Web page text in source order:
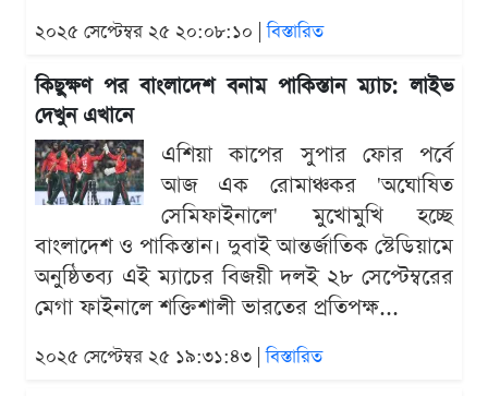
২০২৫ সেপ্টেম্বর ২৫ ২০:০৮:১০ |বিস্তারিত
কিছুক্ষণ পর বাংলাদেশ বনাম পাকিস্তান ম্যাচ: লাইভ
দেখুন এখানে
এশিয়া কাপের সুপার ফোর পর্বে
আজ এক রোমাঞ্চকর 'অঘোষিত
সেমিফাইনালে' মুখোমুখি হচ্ছে
বাংলাদেশ ও পাকিস্তান। দুবাই আন্তর্জাতিক স্টেডিয়ামে
অনুষ্ঠিতব্য এই ম্যাচের বিজয়ী দলই ২৮ সেপ্টেম্বরের
মেগা ফাইনালে শক্তিশালী ভারতের প্রতিপক্ষ...
২০২৫ সেপ্টেম্বর ২৫ ১৯:৩১:৪৩ |বিস্তারিত